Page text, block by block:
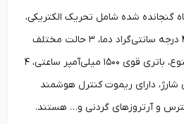
شده شامل تحریک الکتریکی،
قابلیت کمپرس گرمایی با ۴۲ درجه سانتی‌گراد دما، ۳ حالت مختلف
ماساژ به همراه ۱۵ شدت متنوع، باتری قوی ۱۵۰۰ میلی‌آمپر ساعتی، ۴
دارای ریموت کنترل هوشمند
آرتروزهای گردنی و… هستند.